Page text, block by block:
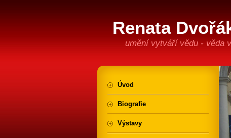
Renata
umění vytváří vědu - věda
Úvod
Biografie
Výstavy